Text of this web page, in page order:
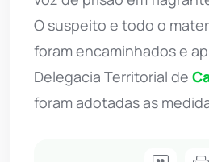
O suspeito e todo o
foram encaminhados e
Delegacia Territorial de
foram adotadas as